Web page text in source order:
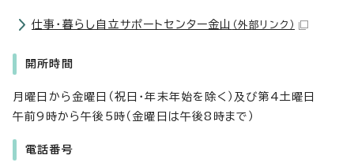
仕事・暮らし自立サポートセンター金山 （外部リンク）
開所時間
月曜日から金曜日（祝日・年末年始を除く）及び第4土曜日
午前9時から午後5時（金曜日は午後8時まで）
電話番号